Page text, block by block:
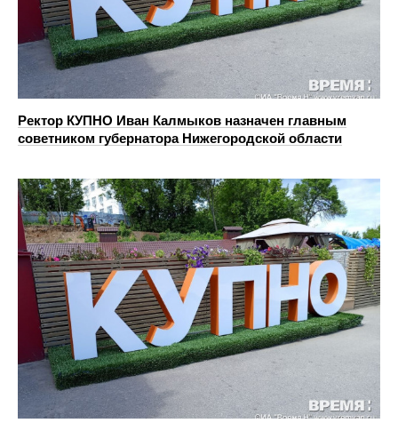
Ректор КУПНО Иван Калмыков назначен главным
советником губернатора Нижегородской области